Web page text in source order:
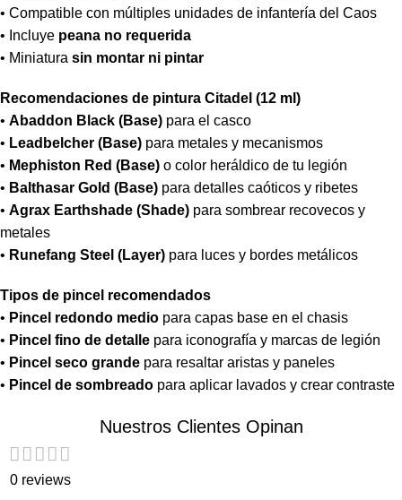
• Compatible con múltiples unidades de infantería del Caos
• Incluye peana no requerida
• Miniatura sin montar ni pintar
Recomendaciones de pintura Citadel (12 ml)
• Abaddon Black (Base) para el casco
• Leadbelcher (Base) para metales y mecanismos
• Mephiston Red (Base) o color heráldico de tu legión
• Balthasar Gold (Base) para detalles caóticos y ribetes
• Agrax Earthshade (Shade) para sombrear recovecos y
metales
• Runefang Steel (Layer) para luces y bordes metálicos
Tipos de pincel recomendados
• Pincel redondo medio para capas base en el chasis
• Pincel fino de detalle para iconografía y marcas de legión
• Pincel seco grande para resaltar aristas y paneles
• Pincel de sombreado para aplicar lavados y crear contraste
Nuestros Clientes Opinan
0 reviews